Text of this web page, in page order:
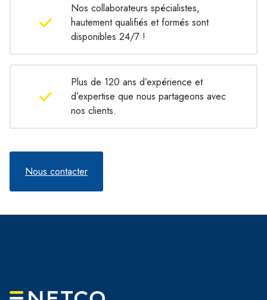
Nos collaborateurs spécialistes,
hautement qualifiés et formés sont
disponibles 24/7 !
Plus de 120 ans d’expérience et
d’expertise que nous partageons avec
nos clients.
Nous contacter